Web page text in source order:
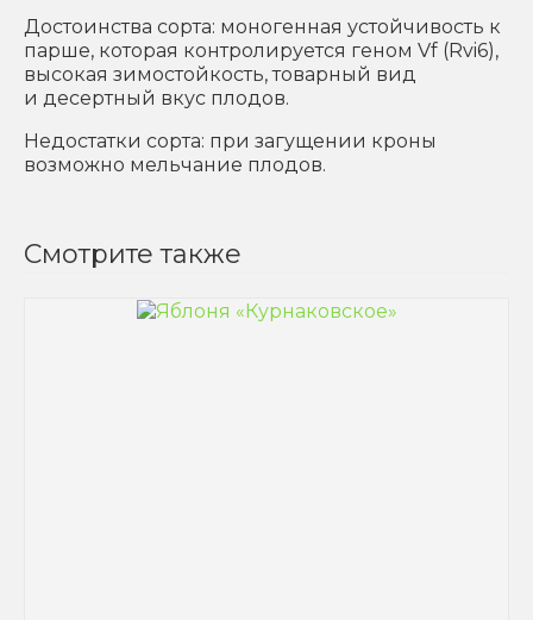
Достоинства сорта: моногенная устойчивость к
парше, которая контролируется геном Vf (Rvi6),
высокая зимостойкость, товарный вид
и десертный вкус плодов.
Недостатки сорта: при загущении кроны
возможно мельчание плодов.
Смотрите также